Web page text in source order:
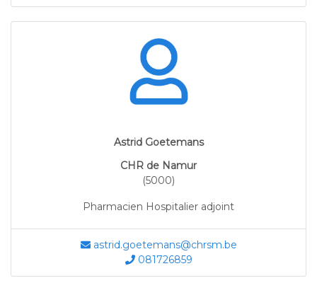
Astrid Goetemans
CHR de Namur
(5000)
Pharmacien Hospitalier adjoint
astrid.goetemans@chrsm.be
081726859